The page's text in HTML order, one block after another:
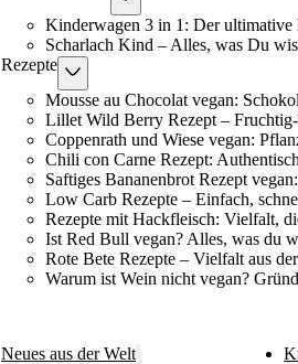
Kinderwagen 3 in 1: Der ultimative
Scharlach Kind – Alles, was Du
Rezepte
Mousse au Chocolat vegan:
Lillet Wild Berry Rezept –
Coppenrath und Wiese vegan:
Chili con Carne Rezept:
Saftiges Bananenbrot Rezept
Low Carb Rezepte – Einfach,
Rezepte mit Hackfleisch: Vielfalt,
Ist Red Bull vegan? Alles, was du
Rote Bete Rezepte – Vielfalt aus
Warum ist Wein nicht vegan?
Neues aus der Welt